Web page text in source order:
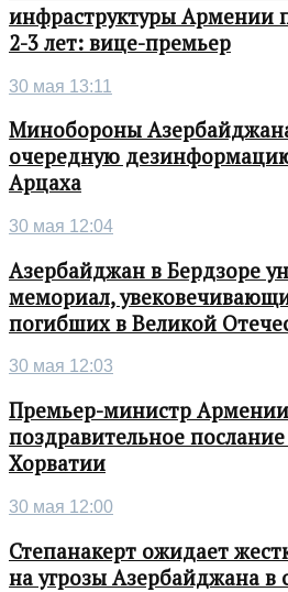
инфраструктуры Армении
2-3 лет: вице-премьер
30 мая 13:11
Минобороны
очередную
Арцаха
30 мая 12:04
Азербайджан в Бердзоре
мемориал,
погибших в Великой
30 мая 12:03
Премьер-министр
поздравительное
Хорватии
30 мая 12:00
Степанакерт ожидает
на угрозы Азербайджана